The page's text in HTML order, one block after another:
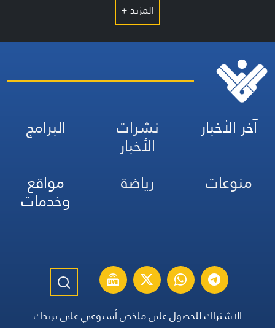
المزيد +
آخر الأخبار نشرات
الأخبار
البرامج
منوعات
رياضة مواقع
وخدمات
الاشتراك للحصول على ملخص أسبوعي على بريدك